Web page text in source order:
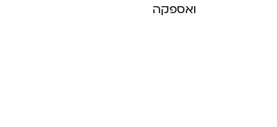
ואספקה